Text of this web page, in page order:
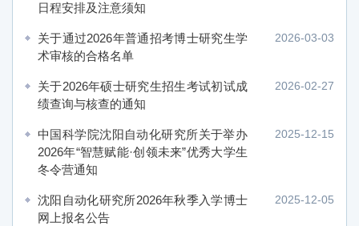
日程安排及注意须知
关于通过2026年普通招考博士研究生学
术审核的合格名单
2026-03-03
关于2026年硕士研究生招生考试初试成
绩查询与核查的通知
2026-02-27
中国科学院沈阳自动化研究所关于举办
2026年“智慧赋能·创领未来”优秀大学生
冬令营通知
2025-12-15
沈阳自动化研究所2026年秋季入学博士
网上报名公告
2025-12-05